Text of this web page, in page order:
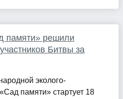
памяти» решили
Битвы за
эколого-
памяти» стартует 18